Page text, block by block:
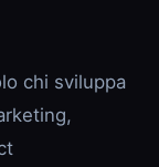
chi sviluppa